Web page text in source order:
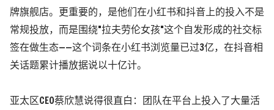
牌旗舰店。更重要的，是他们在小红书和抖音上的投入不是
常规投放，而是围绕"拉夫劳伦女孩"这个自发形成的社交标
签在做生态——这个词条在小红书浏览量已过3亿，在抖音相
关话题累计播放据说以十亿计。
亚太区CEO蔡欣慧说得很直白：
团队在平台上投入了大量活